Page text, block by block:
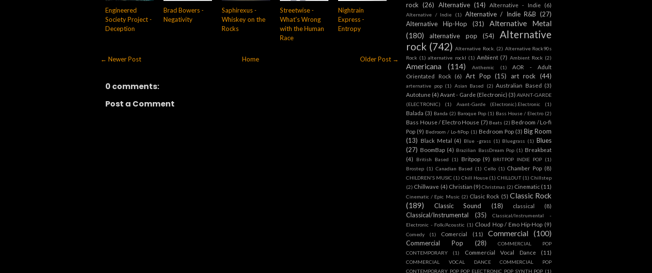
Engineered
Society Project -
Deception
Brad Bowers -
Negativity
Saphirexus -
Whiskey on the
Rocks
Streetwise -
What's Wrong
with the Human
Race
Nightrain
Express -
Entropy
← Newer Post Older Post →
Home
0 comments:
Post a Comment
rock (26) Alternative (14) Alternative - Indie (6)
Alternative / Indie (1) Alternative / Indie R&B (27)
Alternative Hip-Hop
(31)
Alternative Metal
(180)
alternative pop (54)
Alternative
rock (742) Alternative Rock. (2) Alternative Rock90s
Rock (1) alternative rockl (1) Ambient (7) Ambient Rock (2)
Americana (114) Anthemic (1)
AOR - Adult
Orientated Rock (6) Art Pop (15) art rock (44)
arternative pop (1) Asian Based (2) Australian Based (3)
Autotune (4) Avant - Garde (Electronic) (3) AVANT-GARDE
(ELECTRONIC)
(1) Avant-Garde (Electronic).Electronic (1)
Balada (3) Banda (2) Baroque Pop (1) Bass House / Electro (2)
Bass House / Electro House (7) Beats (2) Bedroom / Lo-fi
Pop (9) Bedroom / Lo-fiPop (1) Bedroom Pop (3) Big Room
(13) Black Metal (4) Blue -grass (1) Bluegrass (1) Blues
(27) BoomBap (4) Brazilian BassDream Pop (1) Breakbeat
(4)
British Based (1) Britpop (9) BRITPOP INDIE POP (1)
Brostep (1) Canadian Based (1) Cello (1) Chamber Pop (8)
CHILDREN'S MUSIC (1) Chill House (1) CHILLOUT (1) Chillstep
(2) Chillwave (4) Christian (9) Christmas (2) Cinematic (11)
Cinematic / Epic Music (2) Clasic Rock (5) Classic Rock
(189)
Classic Sound (18) classical (8)
Classical/Instrumental (35)
Classical/Instrumental -
Electronic - Folk/Acoustic (1) Cloud Hop / Emo Hip-Hop (9)
Comedy (1) Comercial (11) Commercial (100)
Commercial Pop (28)
COMMERCIAL POP
CONTEMPORARY
(1) Commercial Vocal Dance (11)
COMMERCIAL VOCAL DANCE COMMERCIAL POP
CONTEMPORARY POP POP ELECTRONIC POP SYNTH POP (1)